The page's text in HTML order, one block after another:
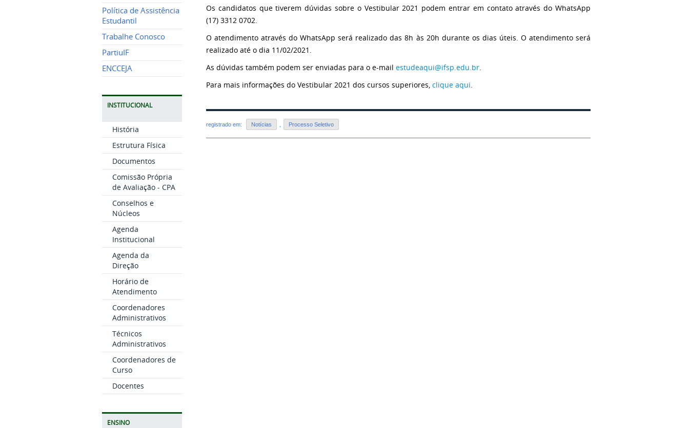
Política de Assistência
Estudantil
Trabalhe Conosco
PartiuIF
ENCCEJA
INSTITUCIONAL
História
Estrutura Física
Documentos
Comissão Própria
de Avaliação - CPA
Conselhos e
Núcleos
Agenda
Institucional
Agenda da
Direção
Horário de
Atendimento
Coordenadores
Administrativos
Técnicos
Administrativos
Coordenadores de
Curso
Docentes
ENSINO
Os candidatos que tiverem dúvidas sobre o Vestibular 2021 podem entrar em contato através do WhatsApp
(17) 3312 0702.
O atendimento através do WhatsApp será realizado das 8h às 20h durante os dias úteis. O atendimento será
realizado até o dia 11/02/2021.
As dúvidas também podem ser enviadas para o e-mail estudeaqui@ifsp.edu.br.
Para mais informações do Vestibular 2021 dos cursos superiores, clique aqui.
registrado em: Notícias Processo Seletivo